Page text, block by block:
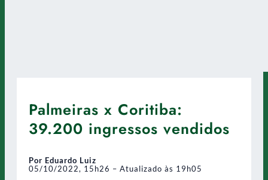
Palmeiras x Coritiba:
39.200 ingressos vendidos
Por Eduardo Luiz
05/10/2022, 15h26 – Atualizado às 19h05